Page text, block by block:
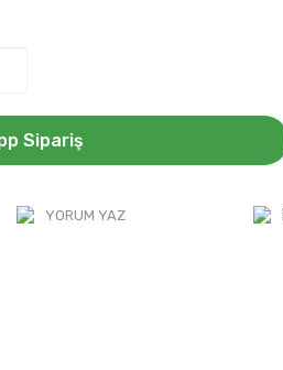
Sipariş
YORUM YAZ